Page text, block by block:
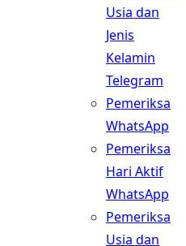
Usia dan
Jenis
Kelamin
Telegram
Pemeriksa
WhatsApp
Pemeriksa
Hari Aktif
WhatsApp
Pemeriksa
Usia dan